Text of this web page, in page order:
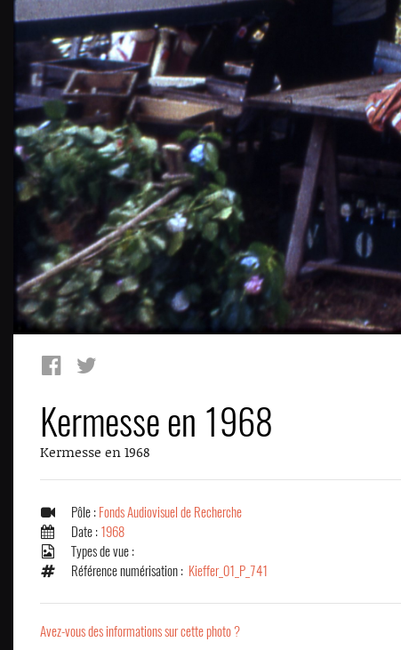
Kermesse en 1968
Kermesse en 1968
Pôle : Fonds Audiovisuel de Recherche
Date : 1968
Types de vue :
Référence numérisation : Kieffer_01_P_741
Avez-vous des informations sur cette photo ?